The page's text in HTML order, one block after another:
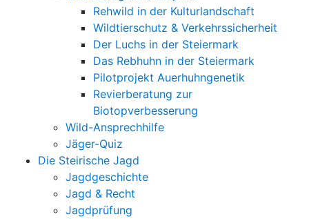
Rehwild in der Kulturlandschaft
Wildtierschutz & Verkehrssicherheit
Der Luchs in der Steiermark
Das Rebhuhn in der Steiermark
Pilotprojekt Auerhuhngenetik
Revierberatung zur
Biotopverbesserung
Wild-Ansprechhilfe
Jäger-Quiz
Die Steirische Jagd
Jagdgeschichte
Jagd & Recht
Jagdprüfung